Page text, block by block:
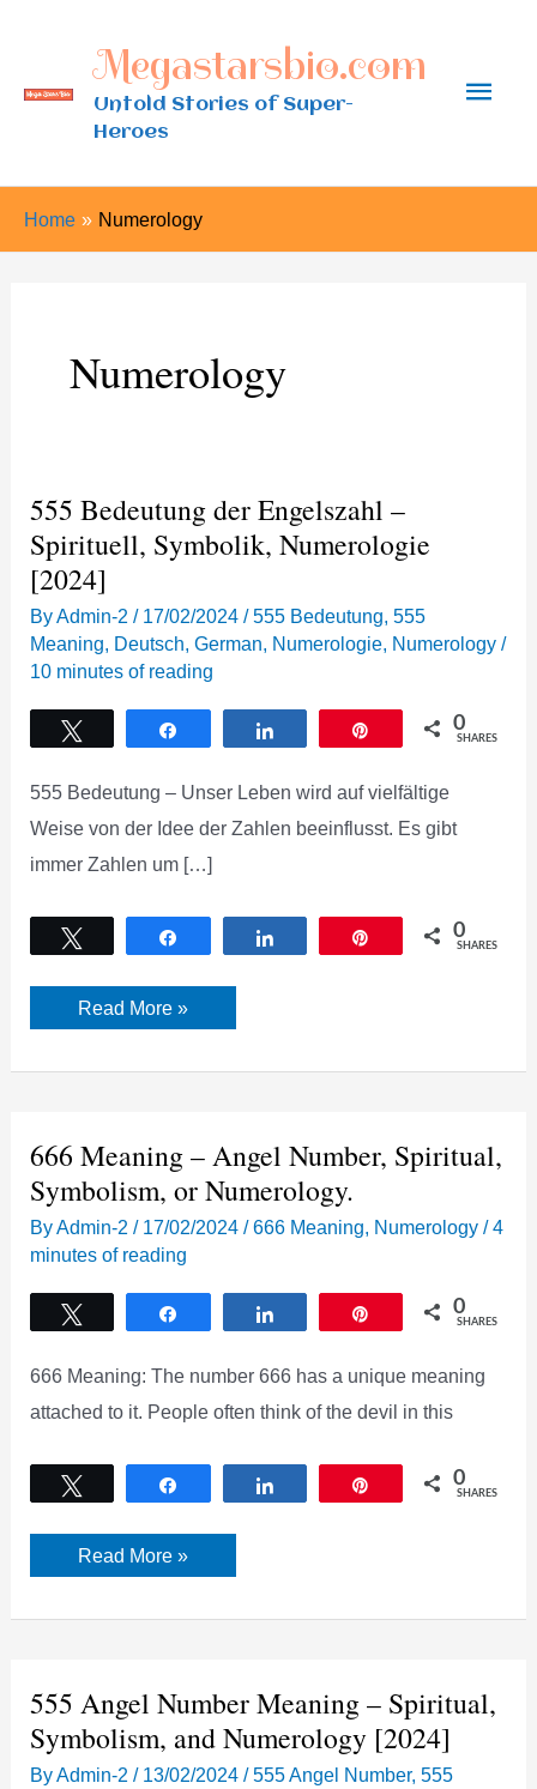
content
Megastarsbio.com
Untold Stories of Super-
Heroes
Main
Home Numerology
Numerology
555 Bedeutung der Engelszahl –
Spirituell, Symbolik, Numerologie
[2024]
ByAdmin-2/ 17/02/2024 /555 Bedeutung,555
Meaning, Deutsch,German, Numerologie, Numerology /
10 minutes of reading
0
SHARES
555 Bedeutung – Unser Leben wird auf vielfältige
Weise von der Idee der Zahlen beeinflusst. Es gibt
immer Zahlen um […]
0
SHARES
555
Bedeutung
[2024]
Read More »
666 Meaning – Angel Number, Spiritual,
Symbolism, or Numerology.
ByAdmin-2/ 17/02/2024 /666 Meaning, Numerology /4
minutes of reading
0
SHARES
666 Meaning: The number 666 has a unique meaning
attached to it. People often think of the devil in this
0
SHARES
666
Meaning
Numerology.
Read More »
555 Angel Number Meaning – Spiritual,
Symbolism, and Numerology [2024]
ByAdmin-2/ 13/02/2024 /555 Angel Number,555